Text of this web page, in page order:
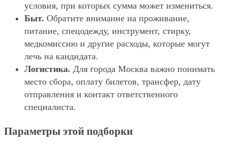
условия, при которых сумма может измениться.
Быт. Обратите внимание на проживание,
питание, спецодежду, инструмент, стирку,
медкомиссию и другие расходы, которые могут
лечь на кандидата.
Логистика. Для города Москва важно понимать
место сбора, оплату билетов, трансфер, дату
отправления и контакт ответственного
специалиста.
Параметры этой подборки